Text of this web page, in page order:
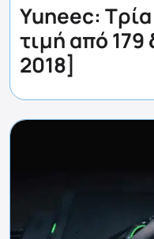
Yuneec:
τιμή από 179
2018]